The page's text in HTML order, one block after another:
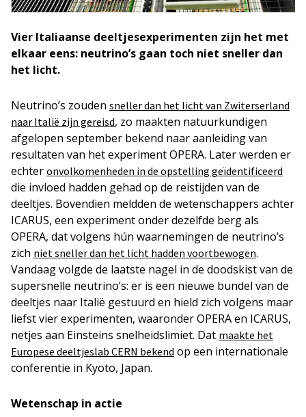
Vier Italiaanse deeltjesexperimenten zijn het met
elkaar eens: neutrino’s gaan toch niet sneller dan
het licht.
Neutrino’s zouden sneller dan het licht van Zwiterserland
naar Italië zijn gereisd, zo maakten natuurkundigen
afgelopen september bekend naar aanleiding van
resultaten van het experiment OPERA. Later werden er
echter onvolkomenheden in de opstelling geïdentificeerd
die invloed hadden gehad op de reistijden van de
deeltjes. Bovendien meldden de wetenschappers achter
ICARUS, een experiment onder dezelfde berg als
OPERA, dat volgens hún waarnemingen de neutrino’s
zich niet sneller dan het licht hadden voortbewogen.
Vandaag volgde de laatste nagel in de doodskist van de
supersnelle neutrino’s: er is een nieuwe bundel van de
deeltjes naar Italië gestuurd en hield zich volgens maar
liefst vier experimenten, waaronder OPERA en ICARUS,
netjes aan Einsteins snelheidslimiet. Dat maakte het
Europese deeltjeslab CERN bekend op een internationale
conferentie in Kyoto, Japan.
Wetenschap in actie